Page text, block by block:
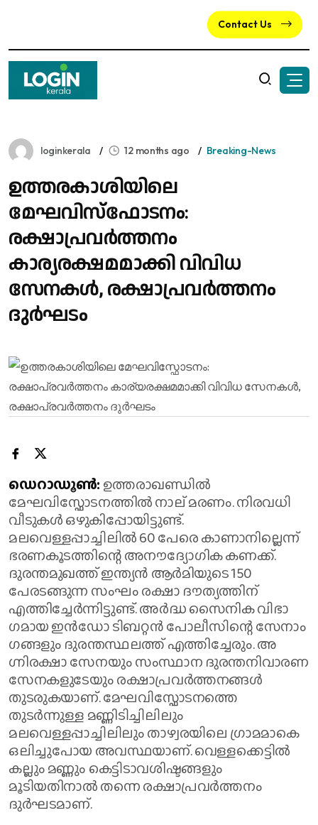
Contact Us
loginkerala 12 months ago Breaking-News
ഉത്തരകാശിയിലെ
മേഘവിസ്ഫോടനം:
രക്ഷാപ്രവർത്തനം
കാര്യരക്ഷമമാക്കി വിവിധ
സേനകൾ, രക്ഷാപ്രവർത്തനം
ദുർഘടം
ഡെറാഡൂൺ: ഉത്തരാഖണ്ഡിൽ
മേഘവിസ്ഫോടനത്തിൽ നാല് മരണം. നിരവധി
വീടുകൾ ഒഴുകിപ്പോയിട്ടുണ്ട്.
മലവെള്ളപ്പാച്ചിലിൽ 60 പേരെ കാണാനില്ലെന്ന്
ഭരണകൂടത്തിന്റെ അനൗദ്യോ​ഗിക കണക്ക്.
ദുരന്തമുഖത്ത് ഇന്ത്യൻ ആർമിയുടെ 150
പേരടങ്ങുന്ന സംഘം രക്ഷാ ദൗത്യത്തിന്
എത്തിച്ചേർന്നിട്ടുണ്ട്. അർദ്ധ സൈനിക വിഭാ​
ഗമായ ഇൻഡോ ടിബറ്റൻ പോലീസിന്റെ സേനാം​
ഗങ്ങളും ദുരന്തസ്ഥലത്ത് എത്തിച്ചേരും. അ​
ഗ്നിരക്ഷാ സേനയും സംസ്ഥാന ദുരന്തനിവാരണ
സേനകളുടേയും രക്ഷാപ്രവർത്തനങ്ങൾ
തുടരുകയാണ്. മേഘവിസ്ഫോടനത്തെ
തുടർന്നുള്ള മണ്ണിടിച്ചിലിലും
മലവെള്ളപ്പാച്ചിലിലും താഴ്വരയിലെ ​ഗ്രാമമാകെ
ഒലിച്ചുപോയ അവസ്ഥയാണ്. വെള്ളക്കെട്ടിൽ
കല്ലും മണ്ണും കെട്ടിടാവശിഷ്ടങ്ങളും
മൂടിയതിനാൽ തന്നെ രക്ഷാപ്രവർത്തനം
ദുർഘടമാണ്.